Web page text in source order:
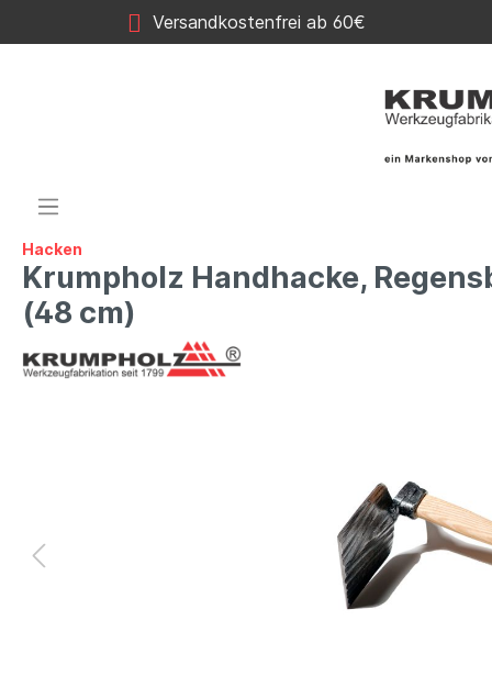
Versandkostenfrei ab 60€
Hacken
Krumpholz Handhacke,
(48 cm)